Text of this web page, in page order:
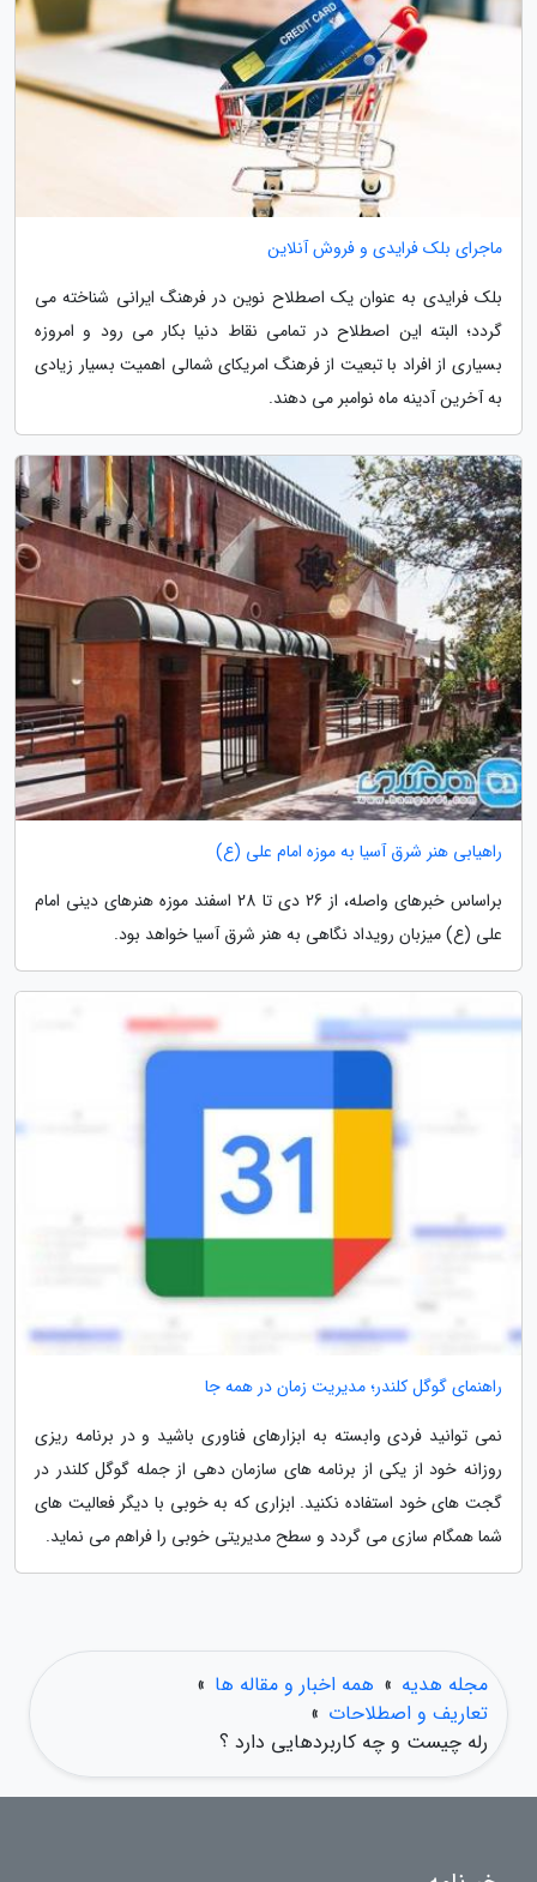
ماجرای بلک فرایدی و فروش آنلاین
بلک فرایدی به عنوان یک اصطلاح نوین در فرهنگ ایرانی شناخته می
گردد؛ البته این اصطلاح در تمامی نقاط دنیا بکار می رود و امروزه
بسیاری از افراد با تبعیت از فرهنگ امریکای شمالی اهمیت بسیار زیادی
به آخرین آدینه ماه نوامبر می دهند.
راهیابی هنر شرق آسیا به موزه امام علی (ع)
براساس خبرهای واصله، از 26 دی تا 28 اسفند موزه هنرهای دینی امام
علی (ع) میزبان رویداد نگاهی به هنر شرق آسیا خواهد بود.
راهنمای گوگل کلندر؛ مدیریت زمان در همه جا
نمی توانید فردی وابسته به ابزارهای فناوری باشید و در برنامه ریزی
روزانه خود از یکی از برنامه های سازمان دهی از جمله گوگل کلندر در
گجت های خود استفاده نکنید. ابزاری که به خوبی با دیگر فعالیت های
شما همگام سازی می گردد و سطح مدیریتی خوبی را فراهم می نماید.
مجله هدیه » همه اخبار و مقاله ها »
تعاریف و اصطلاحات »
رله چیست و چه کاربردهایی دارد ؟